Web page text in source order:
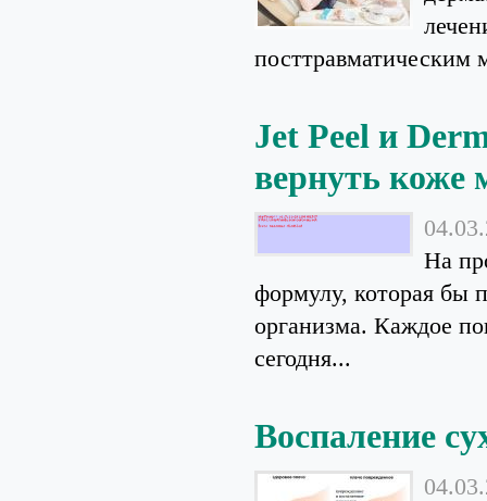
посттравматическим
Jet Рeel и
вернуть коже
На
формулу, которая бы
организма. Каждое
сегодня...
Воспаление